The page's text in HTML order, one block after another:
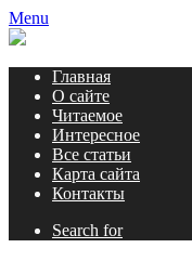
Menu
Главная
О сайте
Читаемое
Интересное
Все статьи
Карта сайта
Контакты
Search for